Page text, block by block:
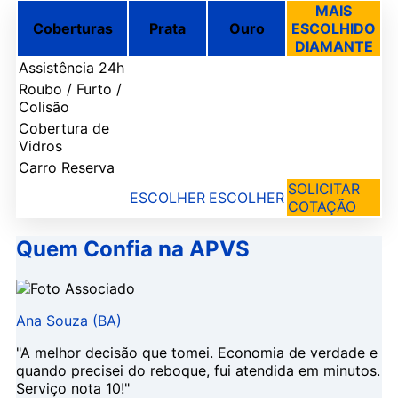
Coberturas Prata Ouro
MAIS
ESCOLHIDO
DIAMANTE
Assistência 24h
Roubo / Furto /
Colisão
Cobertura de
Vidros
Carro Reserva
ESCOLHER ESCOLHER SOLICITAR
COTAÇÃO
Quem Confia na APVS
Ana Souza (BA)
"A melhor decisão que tomei. Economia de verdade e
quando precisei do reboque, fui atendida em minutos.
Serviço nota 10!"